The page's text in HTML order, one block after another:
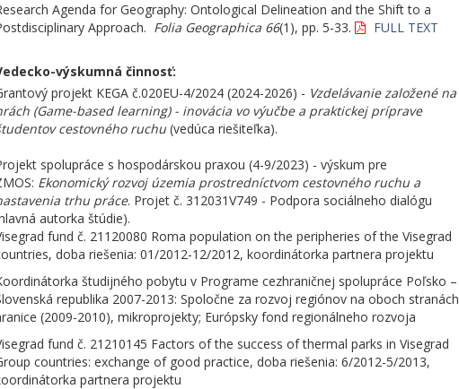
Agenda for Geography: Ontological Delineation and the Shift to a
Approach. Folia Geographica 66(1), pp. 5-33. FULL TEXT
výskumná činnosť:
projekt KEGA č.020EU-4/2024 (2024-2026) - Vzdelávanie založené na
(Game-based learning) - inovácia vo výučbe a praktickej príprave
cestovného ruchu (vedúca riešiteľka).
spolupráce s hospodárskou praxou (4-9/2023) - výskum pre
Ekonomický rozvoj územia prostredníctvom cestovného ruchu a
trhu práce. Projet č. 312031V749 - Podpora sociálneho dialógu
autorka štúdie).
fund č. 21120080 Roma population on the peripheries of the Visegrad
doba riešenia: 01/2012-12/2012, koordinátorka partnera projektu
študijného pobytu v Programe cezhraničnej spolupráce Poľsko –
republika 2007-2013: Spoločne za rozvoj regiónov na oboch stranách
(2009-2010), mikroprojekty; Európsky fond regionálneho rozvoja
fund č. 21210145 Factors of the success of thermal parks in Visegrad
countries: exchange of good practice, doba riešenia: 6/2012-5/2013,
partnera projektu